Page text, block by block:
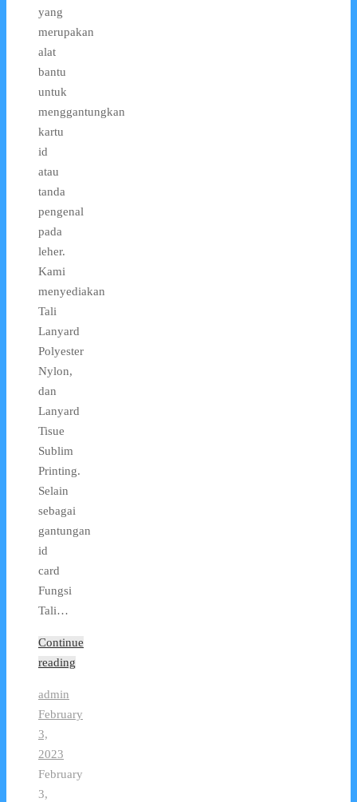
yang
merupakan
alat
bantu
untuk
menggantungkan
kartu
id
atau
tanda
pengenal
pada
leher.
Kami
menyediakan
Tali
Lanyard
Polyester
Nylon,
dan
Lanyard
Tisue
Sublim
Printing.
Selain
sebagai
gantungan
id
card
Fungsi
Tali…
Continue
reading
admin
February
3,
2023
February
3,